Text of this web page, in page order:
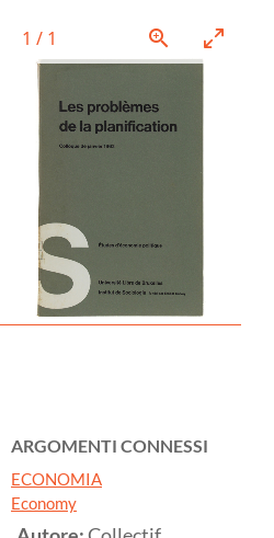
1 / 1
ARGOMENTI CONNESSI
ECONOMIA
Economy